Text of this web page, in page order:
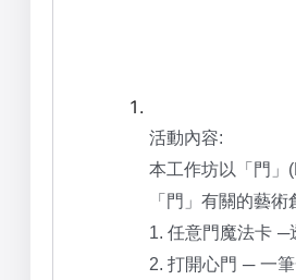
活動內容:
本工作坊以「門」
「門」有關的藝術
1. 任意門魔法卡 ─
2. 打開心門 ─ 一